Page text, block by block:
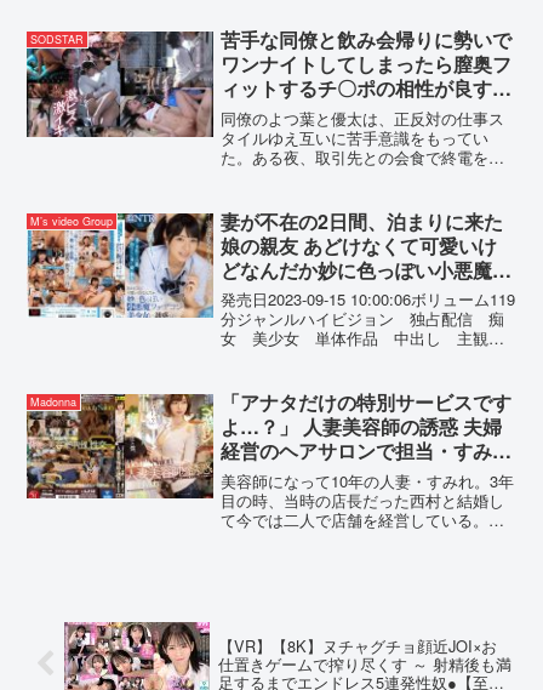
たシャツからまさかの透けたブラが…！
しかも…嫁よりも可愛く、巨乳で、人懐
っこく…全てが最高な女性と2人きりにな
った途端、僕は気がおかしくなり求めて
しまう。さらにすっぴん姿が超可愛いか
ら興奮して…朝までしまくった（汗）。--
------------------------------------------------------------
--------【SEXYピックアップキャンペーン
10:00 ～ 2025年7月4日（金） 9:59の間に
キャンペーンにエントリー＆【SEXYピ
ックアップ50％OFF第○弾】の表記がつい
た商品を購入すると購入点数に応じて特
典動画をプレゼント。購入点数やエント
リー登録などキャンペーンの詳細は、特
設ページでご確認ください。【注意事
項】・プレゼントを受け取るにはキャン
弾ごとに対象商品は入れ替わります。・
月額動画はキャンペーン対象外です。-----
------------------------------------------------------------
-----
SODSTAR
苦手な同僚と飲み会帰りに勢いで
ワンナイトしてしまったら膣奥フ
ィットするチ〇ポの相性が良すぎ
て人生最高の絶頂感を味わってし
まい…全然好きじゃないのにおか
わりセックスしまくった 小湊よ
同僚のよつ葉と優太は、正反対の仕事ス
タイルゆえ互いに苦手意識をもってい
た。ある夜、取引先との会食で終電を逃
でいる内に、仕事の話から下トークに…
ムキになって貶し合っていると「そんな
に言うなら試してみる！？」と予想外の
展開になり…
M’s video Group
妻が不在の2日間、泊まりに来た
娘の親友 あどけなくて可愛いけ
どなんだか妙に色っぽい小悪魔フ
ァザコン美少女に誘惑され続けた
私（中年おやじ） 主観誘惑逆
NTR 根尾あかり
発売日2023-09-15 10:00:06ボリューム119
分ジャンルハイビジョン 独占配信 痴
女 美少女 単体作品 中出し 主観
ーベルM’s video Grou...
Madonna
「アナタだけの特別サービスです
よ…？」 人妻美容師の誘惑 夫婦
経営のヘアサロンで担当・すみれ
さんに中出しをせがまれ痴女られ
た僕。 黒川すみれ
美容師になって10年の人妻・すみれ。3年
目の時、当時の店長だった西村と結婚し
て今では二人で店舗を経営している。夫
結城と出会う。共通の話題で盛り上が
り、タイプな事もあったすみれはシャン
プー中につい悪戯をしてしまって…。-----
【VR】【8K】ヌチャグチョ顔近JOI×お
仕置きゲームで搾り尽くす ～ 射精後も満
足するまでエンドレス5連発性奴●【至近